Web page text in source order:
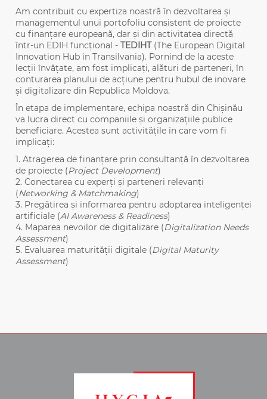
Am contribuit cu expertiza noastră în dezvoltarea și
managementul unui portofoliu consistent de proiecte
cu finanțare europeană, dar și din activitatea directă
într-un EDIH funcțional - TEDIHT(The European Digital
Innovation Hub în Transilvania). Pornind de la aceste
lecții învățate, am fost implicați, alături de parteneri, în
conturarea planului de acțiune pentru hubul de inovare
și digitalizare din Republica Moldova.
În etapa de implementare, echipa noastră din Chișinău
va lucra direct cu companiile și organizațiile publice
beneficiare. Acestea sunt activitățile în care vom fi
implicați:
1. Atragerea de finanțare prin consultanță în dezvoltarea
de proiecte (Project Development)
2. Conectarea cu experți și parteneri relevanți
(Networking & Matchmaking)
3. Pregătirea și informarea pentru adoptarea inteligenței
artificiale (AI Awareness & Readiness)
4. Maparea nevoilor de digitalizare (Digitalization Needs
Assessment)
5. Evaluarea maturității digitale (Digital Maturity
Assessment)